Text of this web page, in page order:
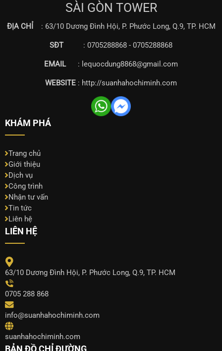
SÀI GÒN TOWER
ĐỊA CHỈ : 63/10 Dương Đình Hội, P. Phước Long, Q.9, TP. HCM
SĐT: 0705288868 - 0705288868
EMAIL: lequocdung8868@gmail.com
WEBSITE : http://suanhahochiminh.com
KHÁM PHÁ
Trang chủ
Giới thiệu
Dịch vụ
Công trình
Nhận tư vấn
Tin tức
Liên hệ
LIÊN HỆ
63/10 Dương Đình Hội, P. Phước Long, Q.9, TP. HCM
0705 288 868
info@suanhahochiminh.com
suanhahochiminh.com
BẢN ĐỒ CHỈ ĐƯỜNG